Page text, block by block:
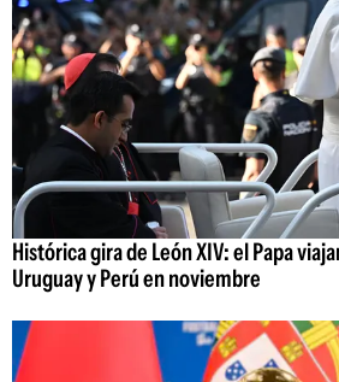
Histórica gira de León XIV: el Papa
Uruguay y Perú en noviembre